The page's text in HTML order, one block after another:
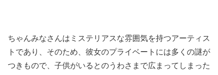
ちゃんみなさんはミステリアスな雰囲気を持つアーティス
トであり、そのため、彼女のプライベートには多くの謎が
つきもので、子供がいるとのうわさまで広まってしまった